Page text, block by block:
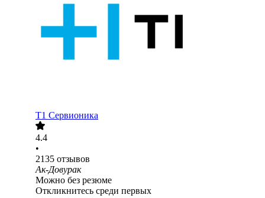
Т1 Сервионика
4.4
•
2135 отзывов
Ак-Довурак
Можно без резюме
Откликнитесь среди первых